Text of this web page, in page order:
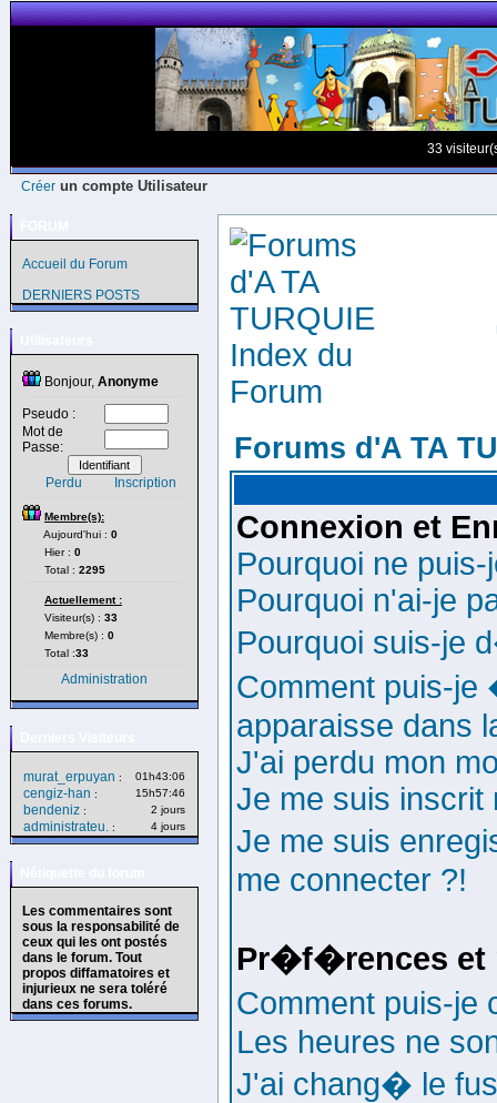
33
Créer un compte Utilisateur
Accueil du Forum
DERNIERS POSTS
Bonjour, Anonyme
Pseudo :
Mot de
Passe:
Perdu Inscription
Membre(s):
Aujourd'hui : 0
Hier : 0
Total : 2295
Actuellement :
Visiteur(s) : 33
Membre(s) : 0
Total :33
Administration
murat_erpuyan : 01h43:06
cengiz-han : 15h57:46
bendeniz : 2 jours
administrateu. : 4 jours
Les commentaires sont
sous la responsabilité de
ceux qui les ont postés
dans le forum. Tout
propos diffamatoires et
injurieux ne sera toléré
dans ces forums.
Forums d'A TA
Connexion et
Pourquoi ne
Pourquoi n'ai-je
Pourquoi suis-je
Comment puis-je
apparaisse dans
J'ai perdu mon
Je me suis inscrit
Je me suis
me connecter ?!
Pr�f�rences et
Comment puis-
Les heures ne
J'ai chang� le